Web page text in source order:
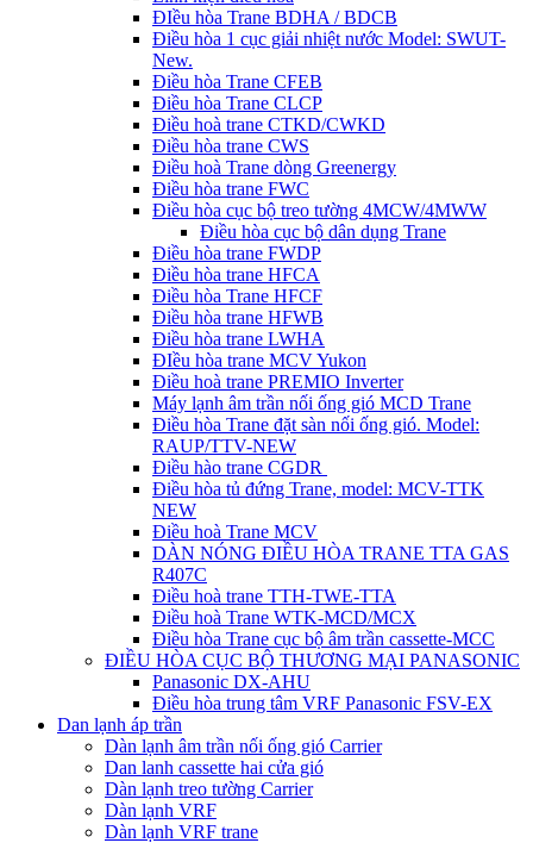
ĐIều hòa Trane BDHA / BDCB
Điều hòa 1 cục giải nhiệt nước Model: SWUT-
New.
Điều hòa Trane CFEB
Điều hòa Trane CLCP
Điều hoà trane CTKD/CWKD
Điều hòa trane CWS
Điều hoà Trane dòng Greenergy
Điều hòa trane FWC
Điều hòa cục bộ treo tường 4MCW/4MWW
Điều hòa cục bộ dân dụng Trane
Điều hòa trane FWDP
Điều hòa trane HFCA
Điều hòa Trane HFCF
Điều hòa trane HFWB
Điều hòa trane LWHA
ĐIều hòa trane MCV Yukon
Điều hoà trane PREMIO Inverter
Máy lạnh âm trần nối ống gió MCD Trane
Điều hòa Trane đặt sàn nối ống gió. Model:
RAUP/TTV-NEW
Điều hào trane CGDR
Điều hòa tủ đứng Trane, model: MCV-TTK
NEW
Điều hoà Trane MCV
DÀN NÓNG ĐIỀU HÒA TRANE TTA GAS
R407C
Điều hoà trane TTH-TWE-TTA
Điều hoà Trane WTK-MCD/MCX
Điều hòa Trane cục bộ âm trần cassette-MCC
ĐIỀU HÒA CỤC BỘ THƯƠNG MẠI PANASONIC
Panasonic DX-AHU
Điều hòa trung tâm VRF Panasonic FSV-EX
Dan lạnh áp trần
Dàn lạnh âm trần nối ống gió Carrier
Dan lanh cassette hai cửa gió
Dàn lạnh treo tường Carrier
Dàn lạnh VRF
Dàn lạnh VRF trane